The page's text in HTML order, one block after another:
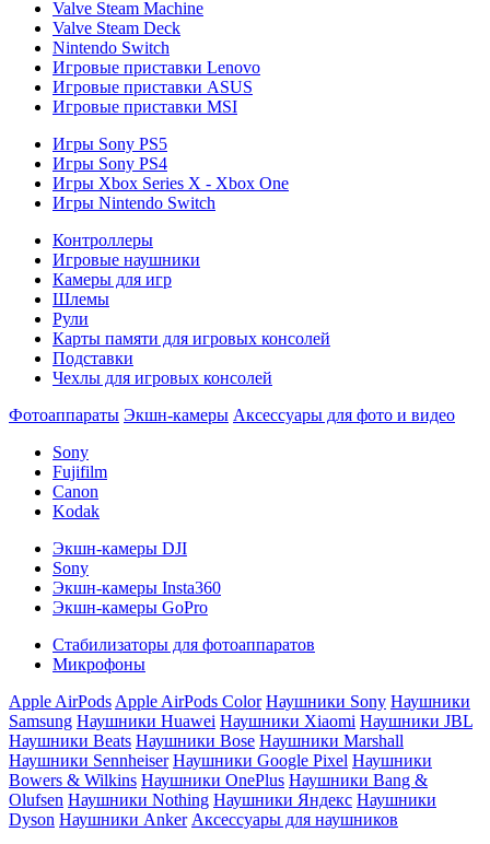
Valve Steam Machine
Valve Steam Deck
Nintendo Switch
Игровые приставки Lenovo
Игровые приставки ASUS
Игровые приставки MSI
Игры Sony PS5
Игры Sony PS4
Игры Xbox Series X - Xbox One
Игры Nintendo Switch
Контроллеры
Игровые наушники
Камеры для игр
Шлемы
Рули
Карты памяти для игровых консолей
Подставки
Чехлы для игровых консолей
Фотоаппараты Экшн-камеры Аксессуары для фото и видео
Sony
Fujifilm
Canon
Kodak
Экшн-камеры DJI
Sony
Экшн-камеры Insta360
Экшн-камеры GoPro
Стабилизаторы для фотоаппаратов
Микрофоны
Apple AirPods Apple AirPods Color Наушники Sony Наушники
Samsung Наушники Huawei Наушники Xiaomi Наушники JBL
Наушники Beats Наушники Bose Наушники Marshall
Наушники Sennheiser Наушники Google Pixel Наушники
Bowers & Wilkins Наушники OnePlus Наушники Bang &
Olufsen Наушники Nothing Наушники Яндекс Наушники
Dyson Наушники Anker Аксессуары для наушников